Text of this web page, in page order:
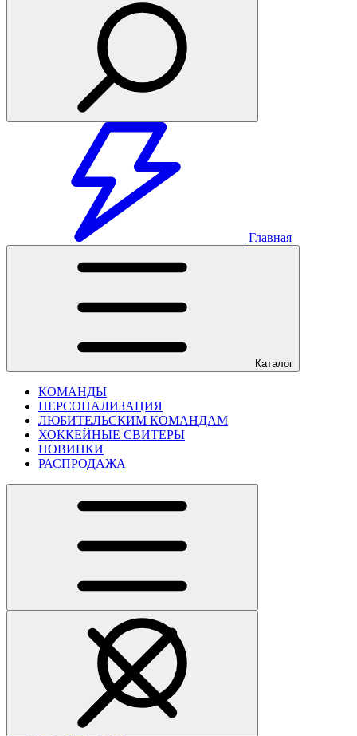
Главная
Каталог
КОМАНДЫ
ПЕРСОНАЛИЗАЦИЯ
ЛЮБИТЕЛЬСКИМ КОМАНДАМ
ХОККЕЙНЫЕ СВИТЕРЫ
НОВИНКИ
РАСПРОДАЖА